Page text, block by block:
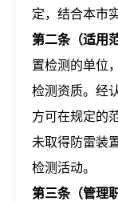
定，结合本市
第二条（适用
置检测的单位
检测资质。经
方可在规定的
未取得防雷装
检测活动。
第三条（管理